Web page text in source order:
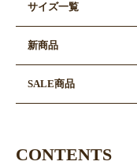
サイズ一覧
新商品
SALE商品
CONTENTS